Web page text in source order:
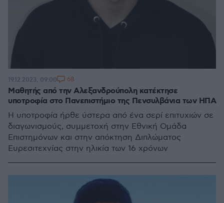
Μαθητής από την Αλεξανδρούπολη κατέκτησε
υποτροφία στο Πανεπιστήμιο της Πενσυλβάνια των ΗΠΑ
H υποτροφία ήρθε ύστερα από ένα σερί επιτυχιών σε
διαγωνισμούς, συμμετοχή στην Εθνική Ομάδα
Επιστημόνων και στην απόκτηση Διπλώματος
Ευρεσιτεχνίας στην ηλικία των 16 χρόνων
19.12.2023, 09:00 68